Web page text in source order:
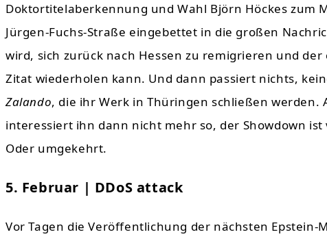
Doktortitelaberkennung und Wahl Björn Höckes zum
Jürgen-Fuchs-Straße eingebettet in die großen
wird, sich zurück nach Hessen zu remigrieren und
Zitat wiederholen kann. Und dann passiert nichts,
Zalando, die ihr Werk in Thüringen schließen werden.
interessiert ihn dann nicht mehr so, der Showdown
Oder umgekehrt.
5. Februar | DDoS attack
Vor Tagen die Veröffentlichung der nächsten